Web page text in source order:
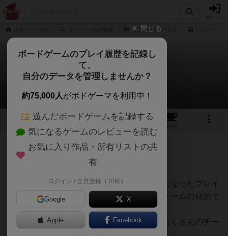
ねこチーズをうばえ
ねこチーズをうばえ
うらまこさんのレビュー
2 8
カフェ
185名 1名 0 3年以上前
プレイヤーはねずみになるﾁｭｰﾁｭｰ。ねずみになったプレイ
ヤーはねこが集めたチーズを盗み出すのがゲームの目的で
ゲーム終了時までに他のプレイヤーより、たくさんのチー
閉じる
ボードゲームのプレイ履歴を記録し
て、
自分のデータを管理しませんか？
約75,000人がボドゲーマを利用中！
遊んだボードゲームを記録する
気になるゲームのレビューを読む
お気に入り作品・所有リストの共
有
ログイン / 会員登録（10秒）
Google X
Apple Facebook